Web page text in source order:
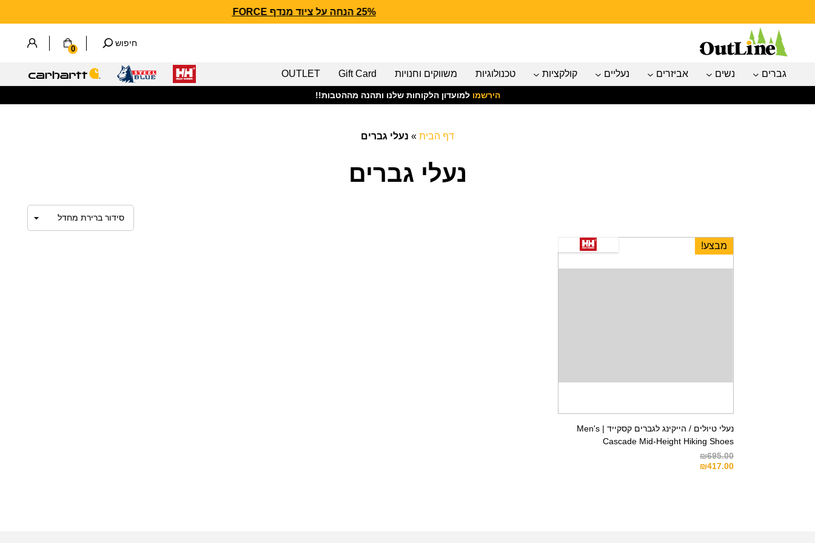
25% הנחה על ציוד מנדף CARHARTT FORCE
חיפוש
0
גברים נשים אביזרים נעליים קולקציות טכנולוגיות משווקים וחנויות Gift Card
OUTLET
הירשמו למועדון הלקוחות שלנו ותהנה מההטבות!!
דף הבית » נעלי גברים
נעלי גברים
מבצע!
נעלי טיולים / הייקינג לגברים קסקייד | Men's
Cascade Mid-Height Hiking Shoes
₪695.00
₪417.00